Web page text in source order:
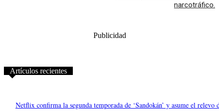
narcotráfico.
Publicidad
Artículos recientes
Netflix confirma la segunda temporada de ‘Sandokán’ y asume el relevo